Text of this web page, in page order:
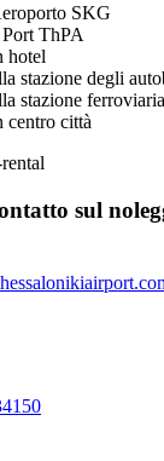
SKG
ThPA
hotel
stazione degli
stazione
centro città
sul